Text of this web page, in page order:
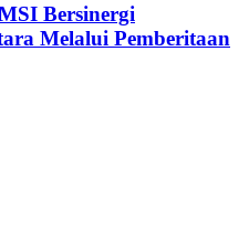
Bersinergi
Melalui Pemberitaan